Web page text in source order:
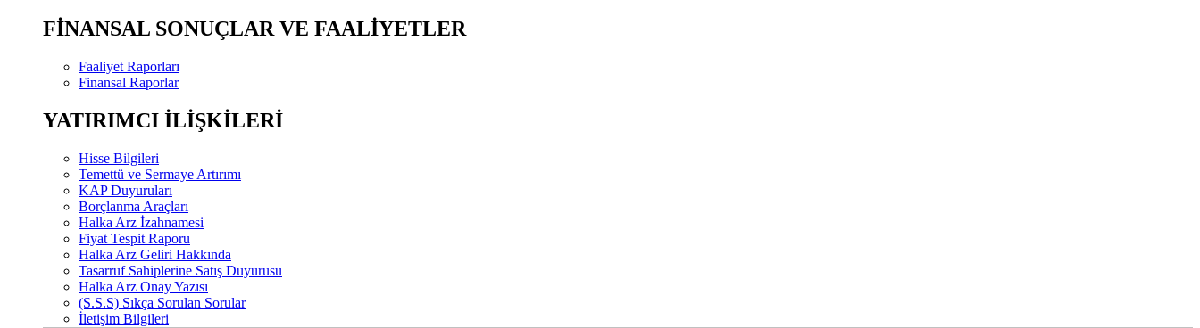
FİNANSAL SONUÇLAR VE FAALİYETLER
Faaliyet Raporları
Finansal Raporlar
YATIRIMCI İLİŞKİLERİ
Hisse Bilgileri
Temettü ve Sermaye Artırımı
KAP Duyuruları
Borçlanma Araçları
Halka Arz İzahnamesi
Fiyat Tespit Raporu
Halka Arz Geliri Hakkında
Tasarruf Sahiplerine Satış Duyurusu
Halka Arz Onay Yazısı
(S.S.S) Sıkça Sorulan Sorular
İletişim Bilgileri